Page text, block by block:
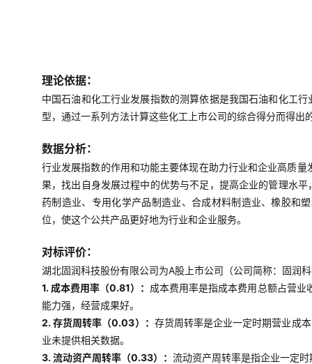
理论依据：
中国石油和化工行业发展指数的测算依据是我国石油和化工
型，通过一系列方法计算这些化工上市公司的综合得分而得
数据分析：
行业发展指数的作用和功能主要体现在助力行业和企业高质
果，找出自身发展过程中的优势与不足，提高企业的管理水
药制造业、专用化学产品制造业、合成材料制造业、橡胶和
位，使这个公共产品更好地为行业和企业服务。
对标评价：
湖北固润科技股份有限公司为A股上市公司（公司简称：固
1. 成本费用率（0.81）： 成本费用率是指成本费用总额占营
能力强，经营成果好。
2. 存货周转率（0.03）： 存货周转率是企业一定时期营业成
业未提供相关数据。
3. 流动资产周转率（0.33）： 流动资产周转率是指企业一定